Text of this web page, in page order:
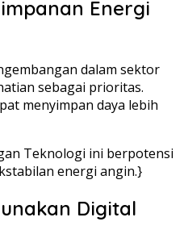
Energi
dalam sektor
sebagai prioritas.
menyimpan daya lebih
Teknologi ini berpotensi
energi angin.}
Digital